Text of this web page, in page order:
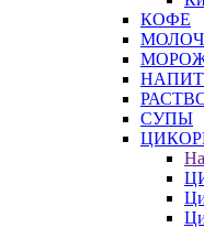
КОФЕ
СУПЫ